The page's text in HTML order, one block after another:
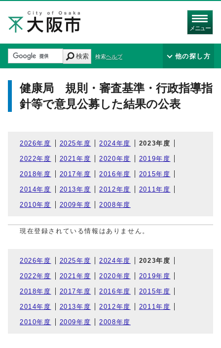
メニュー
検索 検索ヘルプ 他の探し方
健康局 規則・審査基準・行政指導指
針等で意見公募した結果の公表
2026年度 2025年度 2024年度 2023年度
2022年度 2021年度 2020年度 2019年度
2018年度 2017年度 2016年度 2015年度
2014年度 2013年度 2012年度 2011年度
2010年度 2009年度 2008年度
現在登録されている情報はありません。
2026年度 2025年度 2024年度 2023年度
2022年度 2021年度 2020年度 2019年度
2018年度 2017年度 2016年度 2015年度
2014年度 2013年度 2012年度 2011年度
2010年度 2009年度 2008年度